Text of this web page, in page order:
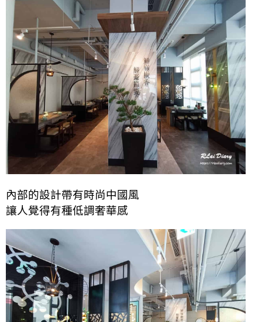
內部的設計帶有時尚中國風
讓人覺得有種低調奢華感